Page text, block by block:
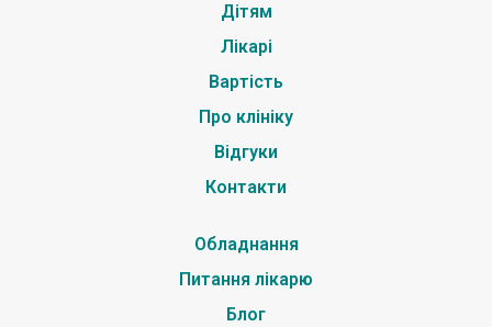
Дітям
Лікарі
Вартість
Про клініку
Відгуки
Контакти
Обладнання
Питання лікарю
Блог